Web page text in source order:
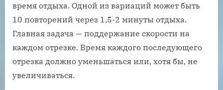
время отдыха. Одной из вариаций может быть
10 повторений через 1,5-2 минуты отдыха.
Главная задача — поддержание скорости на
каждом отрезке. Время каждого последующего
отрезка должно уменьшаться или, хотя бы, не
увеличиваться.